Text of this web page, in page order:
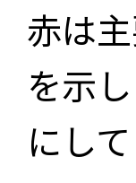
赤は
を示
にし